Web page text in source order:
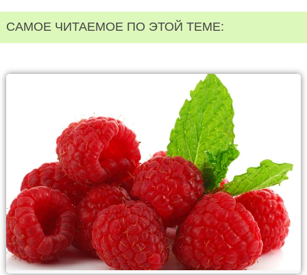
САМОЕ ЧИТАЕМОЕ ПО ЭТОЙ ТЕМЕ: